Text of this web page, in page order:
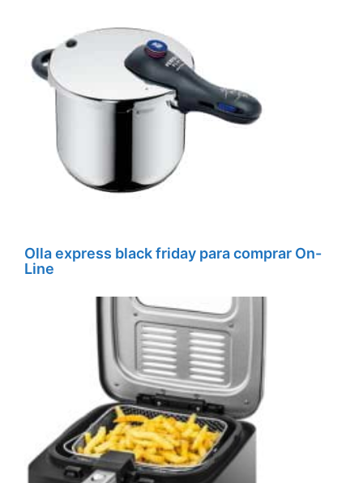
Olla express black friday para comprar On-
Line